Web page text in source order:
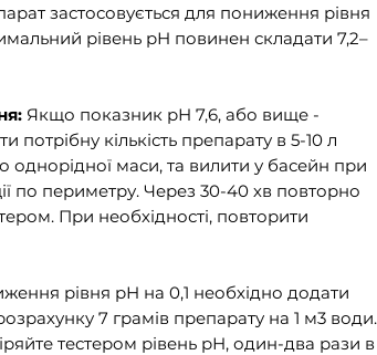
застосовується для пониження рівня
рівень рН повинен складати 7,2–
Якщо показник рН 7,6, або вище -
потрібну кількість препарату в 5-10 л
однорідної маси, та вилити у басейн при
по периметру. Через 30-40 хв повторно
При необхідності, повторити
рівня рН на 0,1 необхідно додати
7 грамів препарату на 1 м3 води.
тестером рівень рН, один-два рази в